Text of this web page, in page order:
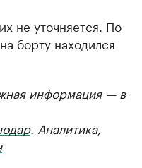
не уточняется. По
борту находился
информация — в
. Аналитика,